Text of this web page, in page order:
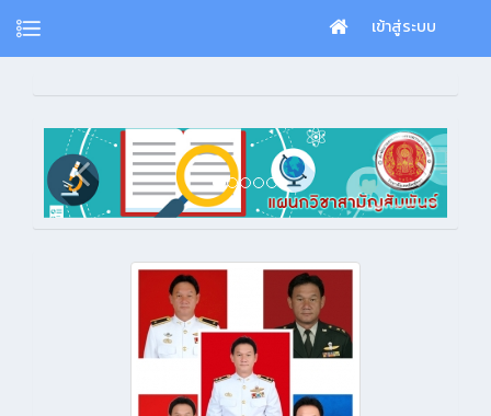
เข้าสู่ระบบ